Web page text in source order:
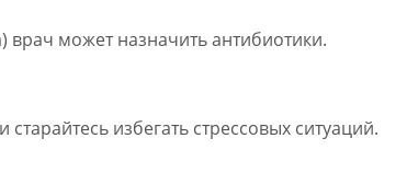
врач может назначить антибиотики.
избегать стрессовых ситуаций.